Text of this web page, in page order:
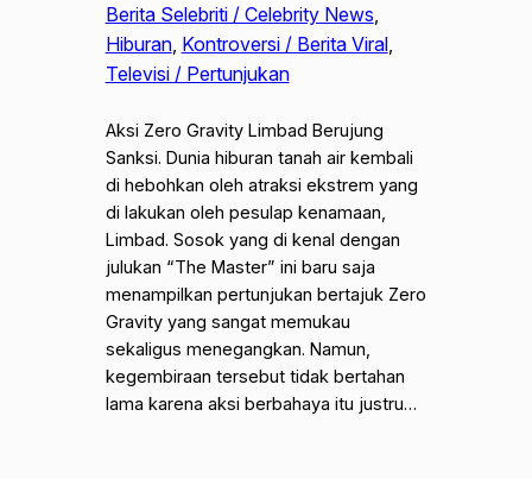
Berita Selebriti / Celebrity News
Hiburan, Kontroversi / Berita Viral
Televisi / Pertunjukan
Aksi Zero Gravity Limbad Berujung
Sanksi. Dunia hiburan tanah air kembali
di hebohkan oleh atraksi ekstrem yang
di lakukan oleh pesulap kenamaan,
Limbad. Sosok yang di kenal dengan
julukan “The Master” ini baru saja
menampilkan pertunjukan bertajuk Zero
Gravity yang sangat memukau
sekaligus menegangkan. Namun,
kegembiraan tersebut tidak bertahan
lama karena aksi berbahaya itu justru…